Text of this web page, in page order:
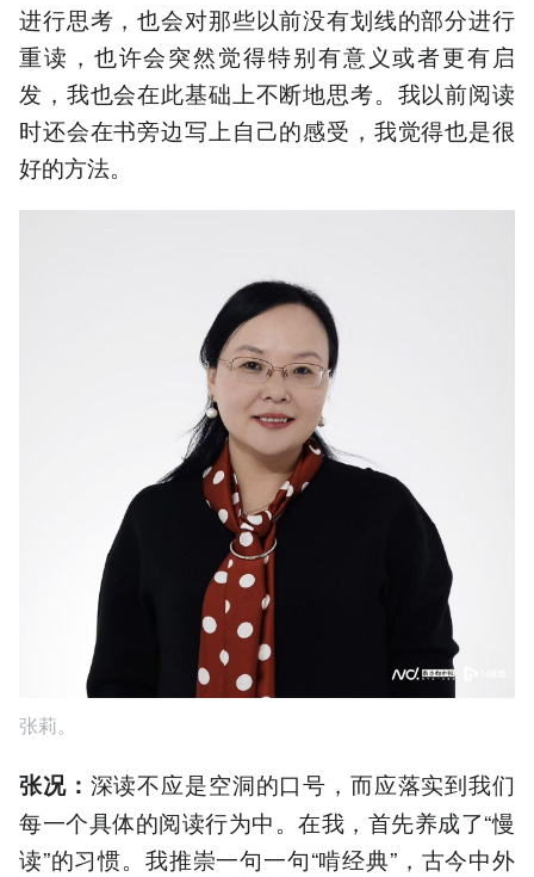
进行思考，也会对那些以前没有划线的部分进行
重读，也许会突然觉得特别有意义或者更有启
发，我也会在此基础上不断地思考。我以前阅读
时还会在书旁边写上自己的感受，我觉得也是很
好的方法。
张莉。
张况： 深读不应是空洞的口号，而应落实到我们
每一个具体的阅读行为中。在我，首先养成了“慢
读”的习惯。我推崇一句一句“啃经典”，古今中外